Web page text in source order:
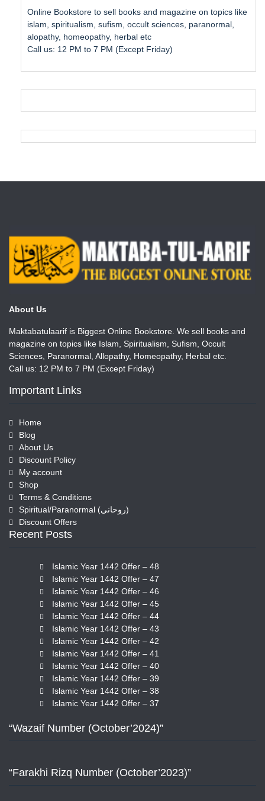
Online Bookstore to sell books and magazine on topics like
islam, spiritualism, sufism, occult sciences, paranormal,
alopathy, homeopathy, herbal etc
Call us: 12 PM to 7 PM (Except Friday)
About Us
Maktabatulaarif is Biggest Online Bookstore. We sell books and
magazine on topics like Islam, Spiritualism, Sufism, Occult
Sciences, Paranormal, Allopathy, Homeopathy, Herbal etc.
Call us: 12 PM to 7 PM (Except Friday)
Important Links
Home
Blog
About Us
Discount Policy
My account
Shop
Terms & Conditions
Spiritual/Paranormal (روحانی)
Discount Offers
Recent Posts
Islamic Year 1442 Offer – 48
Islamic Year 1442 Offer – 47
Islamic Year 1442 Offer – 46
Islamic Year 1442 Offer – 45
Islamic Year 1442 Offer – 44
Islamic Year 1442 Offer – 43
Islamic Year 1442 Offer – 42
Islamic Year 1442 Offer – 41
Islamic Year 1442 Offer – 40
Islamic Year 1442 Offer – 39
Islamic Year 1442 Offer – 38
Islamic Year 1442 Offer – 37
“Wazaif Number (October’2024)”
“Farakhi Rizq Number (October’2023)”